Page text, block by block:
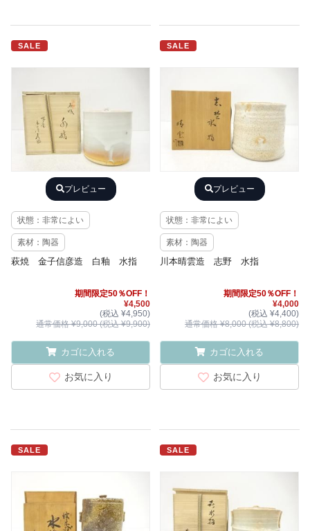
SALE
プレビュー
状態：非常によい
素材：陶器
萩焼 金子信彦造 白釉 水指
期間限定50％OFF！
¥4,500
(税込 ¥4,950)
通常価格 ¥9,000 (税込 ¥9,900)
カゴに入れる
お気に入り
SALE
プレビュー
状態：非常によい
素材：陶器
川本晴雲造 志野 水指
期間限定50％OFF！
¥4,000
(税込 ¥4,400)
通常価格 ¥8,000 (税込 ¥8,800)
カゴに入れる
お気に入り
SALE SALE